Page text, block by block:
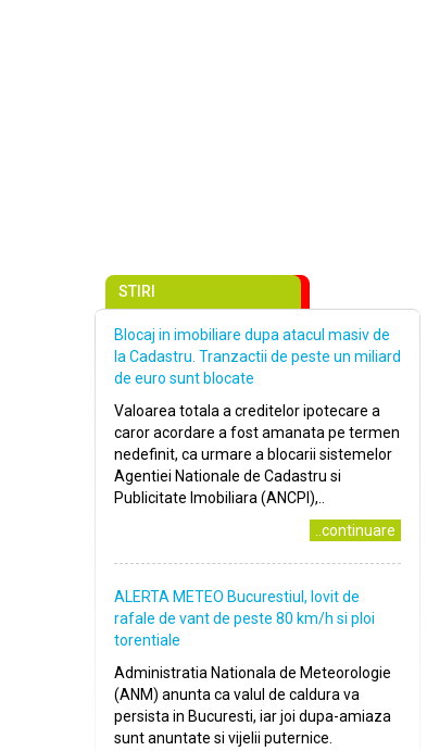
STIRI
Blocaj in imobiliare dupa atacul masiv de
la Cadastru. Tranzactii de peste un miliard
de euro sunt blocate
Valoarea totala a creditelor ipotecare a
caror acordare a fost amanata pe termen
nedefinit, ca urmare a blocarii sistemelor
Agentiei Nationale de Cadastru si
Publicitate Imobiliara (ANCPI),..
..continuare
ALERTA METEO Bucurestiul, lovit de
rafale de vant de peste 80 km/h si ploi
torentiale
Administratia Nationala de Meteorologie
(ANM) anunta ca valul de caldura va
persista in Bucuresti, iar joi dupa-amiaza
sunt anuntate si vijelii puternice.